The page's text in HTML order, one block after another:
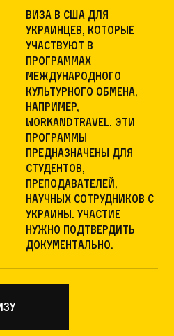
виза в США для
украинцев, которые
участвуют в
программах
международного
культурного обмена,
например,
WorkandTravel. Эти
программы
предназначены для
студентов,
преподавателей,
научных сотрудников с
Украины. Участие
нужно подтвердить
документально.